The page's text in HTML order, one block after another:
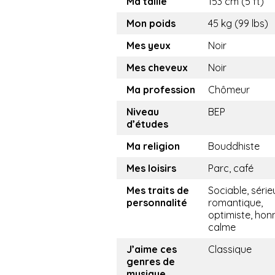
Mon poids
45 kg (99 lbs)
Mes yeux
Noir
Mes cheveux
Noir
Ma profession
Chômeur
Niveau
d’études
BEP
Ma religion
Bouddhiste
Mes loisirs
Parc, café
Mes traits de
personnalité
Sociable,
romantique,
optimiste,
calme
J’aime ces
genres de
Classique